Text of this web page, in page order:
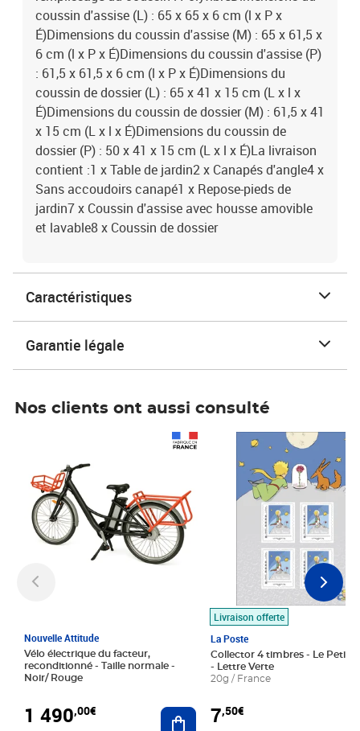
coussin d'assise (L) : 65 x 65 x 6 cm (l x P x
É)Dimensions du coussin d'assise (M) : 65 x 61,5 x
6 cm (l x P x É)Dimensions du coussin d'assise (P)
: 61,5 x 61,5 x 6 cm (l x P x É)Dimensions du
coussin de dossier (L) : 65 x 41 x 15 cm (L x l x
É)Dimensions du coussin de dossier (M) : 61,5 x 41
x 15 cm (L x l x É)Dimensions du coussin de
dossier (P) : 50 x 41 x 15 cm (L x l x É)La livraison
contient :1 x Table de jardin2 x Canapés d'angle4 x
Sans accoudoirs canapé1 x Repose-pieds de
jardin7 x Coussin d'assise avec housse amovible
et lavable8 x Coussin de dossier
Caractéristiques
Garantie légale
Nos clients ont aussi consulté
Nouvelle Attitude
Vélo électrique du facteur,
reconditionné - Taille normale -
Noir/ Rouge
1 490,00€ Ajouter au panier
Livraison offerte
La Poste
Collector 4 timbres - Le Petit
- Lettre Verte
20g / France
7,50€
Prix 7,50€